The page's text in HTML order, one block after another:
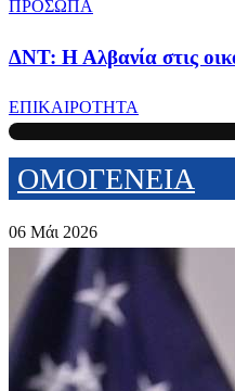
ΠΡΟΣΩΠΑ
ΔΝΤ: Η Αλβανία στις
ΕΠΙΚΑΙΡΟΤΗΤΑ
ΟΜΟΓΕΝΕΙΑ
06 Μάι 2026